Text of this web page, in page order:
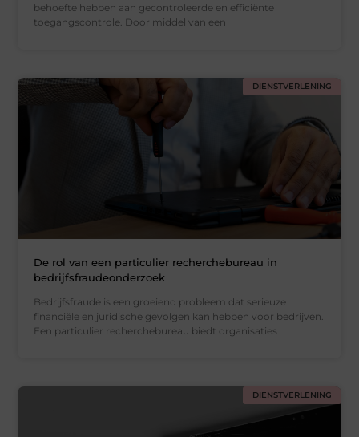
behoefte hebben aan gecontroleerde en efficiënte
toegangscontrole. Door middel van een
DIENSTVERLENING
De rol van een particulier recherchebureau in
bedrijfsfraudeonderzoek
Bedrijfsfraude is een groeiend probleem dat serieuze
financiële en juridische gevolgen kan hebben voor bedrijven.
Een particulier recherchebureau biedt organisaties
DIENSTVERLENING